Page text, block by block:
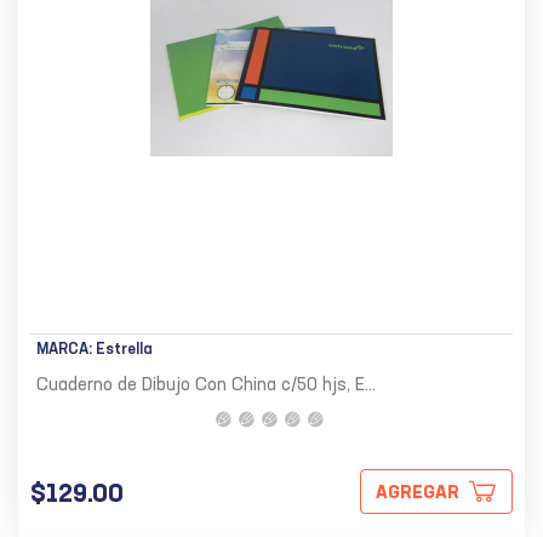
MARCA: Estrella
Cuaderno de Dibujo Con China c/50 hjs, E...
$129.00 AGREGAR